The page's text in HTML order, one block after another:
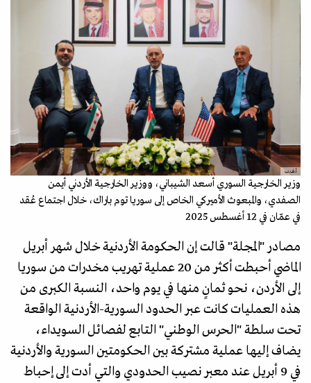
أ.ف.ب
وزير الخارجية السوري أسعد الشيباني، ووزير الخارجية الأردني أيمن
الصفدي، والمبعوث الأميركي الخاص إلى سوريا توم باراك، خلال اجتماع عُقد
في عمّان في 12 أغسطس 2025
مصادر "المجلة" قالت إن الحكومة الأردنية خلال شهر أبريل
الماضي أحبطت أكثر من 20 عملية تهريب مخدرات من سوريا
إلى الأردن، نحو ثمانٍ منها في يوم واحد، النسبة الكبرى من
هذه العمليات كانت عبر الحدود السورية-الأردنية الواقعة
تحت سلطة "الحرس الوطني" التابع لفصائل السويداء،
يضاف إليها عملية مشتركة بين الحكومتين السورية والأردنية
في 9 أبريل عند معبر نصيب الحدودي والتي أدت إلى إحباط